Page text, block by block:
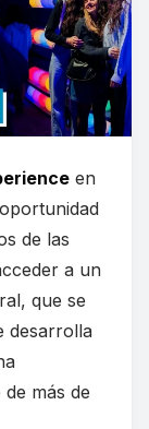
en
de las
a un
que se
desarrolla
más de